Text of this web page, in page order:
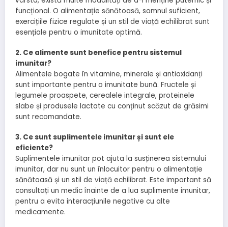
funcțional. O alimentație sănătoasă, somnul suficient,
exercițiile fizice regulate și un stil de viață echilibrat sunt
esențiale pentru o imunitate optimă.
2. Ce alimente sunt benefice pentru sistemul
imunitar?
Alimentele bogate în vitamine, minerale și antioxidanți
sunt importante pentru o imunitate bună. Fructele și
legumele proaspete, cerealele integrale, proteinele
slabe și produsele lactate cu conținut scăzut de grăsimi
sunt recomandate.
3. Ce sunt suplimentele imunitar și sunt ele
eficiente?
Suplimentele imunitar pot ajuta la susținerea sistemului
imunitar, dar nu sunt un înlocuitor pentru o alimentație
sănătoasă și un stil de viață echilibrat. Este important să
consultați un medic înainte de a lua suplimente imunitar,
pentru a evita interacțiunile negative cu alte
medicamente.